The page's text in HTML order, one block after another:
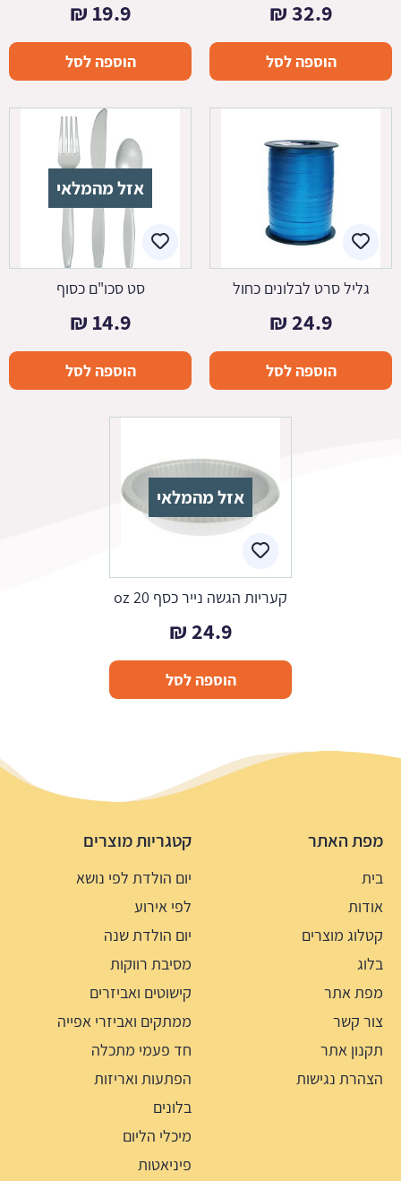
32.9
₪
הוספה לסל
19.9
₪
הוספה לסל
גליל סרט לבלונים כחול
24.9
₪
הוספה לסל
אזל מהמלאי
סט סכו"ם כסוף
14.9
₪
הוספה לסל
אזל מהמלאי
קעריות הגשה נייר כסף 20 oz
24.9
₪
הוספה לסל
מפת האתר
בית
אודות
קטלוג מוצרים
בלוג
מפת אתר
צור קשר
תקנון אתר
הצהרת נגישות
קטגריות מוצרים
יום הולדת לפי נושא
לפי אירוע
יום הולדת שנה
מסיבת רווקות
קישוטים ואביזרים
ממתקים ואביזרי אפייה
חד פעמי מתכלה
הפתעות ואריזות
בלונים
מיכלי הליום
פיניאטות